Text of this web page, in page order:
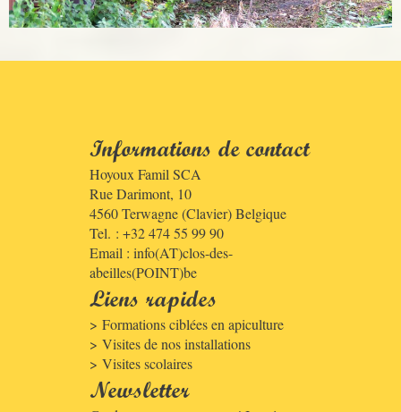
Informations de contact
Hoyoux Famil SCA
Rue Darimont, 10
4560Terwagne (Clavier)Belgique
Tel. : +32 474 55 99 90
Email : info(AT)clos-des-
abeilles(POINT)be
Liens rapides
Formations ciblées en apiculture
Visites de nos installations
Visites scolaires
Newsletter